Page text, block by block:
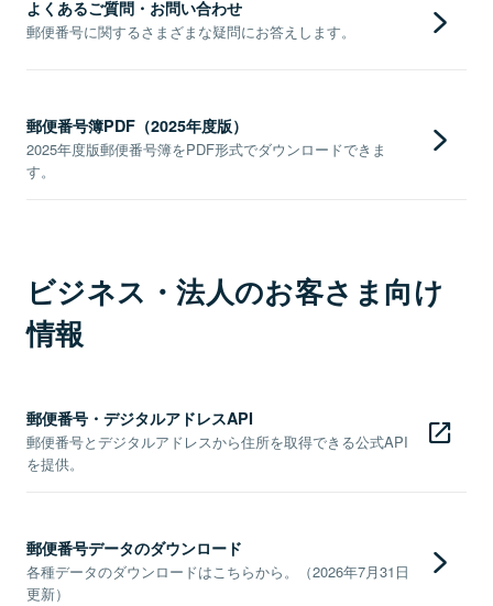
よくあるご質問・お問い合わせ
郵便番号に関するさまざまな疑問にお答えします。
郵便番号簿PDF（2025年度版）
2025年度版郵便番号簿をPDF形式でダウンロードできま
す。
ビジネス・法人のお客さま向け
情報
郵便番号・デジタルアドレスAPI
郵便番号とデジタルアドレスから住所を取得できる公式API
を提供。
郵便番号データのダウンロード
各種データのダウンロードはこちらから。（2026年7月31日
更新）